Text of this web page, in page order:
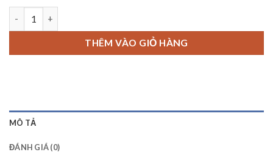
THÊM VÀO GIỎ HÀNG
MÔ TẢ
ĐÁNH GIÁ (0)